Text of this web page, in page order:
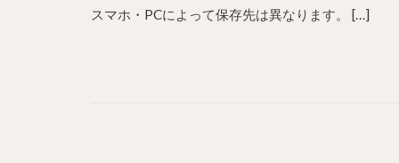
スマホ・PCによって保存先は異なります。 […]